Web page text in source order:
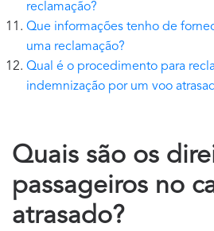
reclamação?
Que informações tenho de
uma reclamação?
Qual é o procedimento para
indemnização por um voo
Quais são os
passageiros no
atrasado?